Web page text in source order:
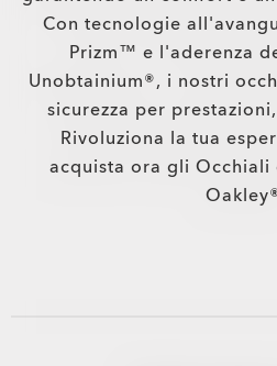
Con tecnologie
Prizm™ e l'aderenza
Unobtainium®, i nostri
sicurezza per
Rivoluziona la tua
acquista ora gli Occhiali